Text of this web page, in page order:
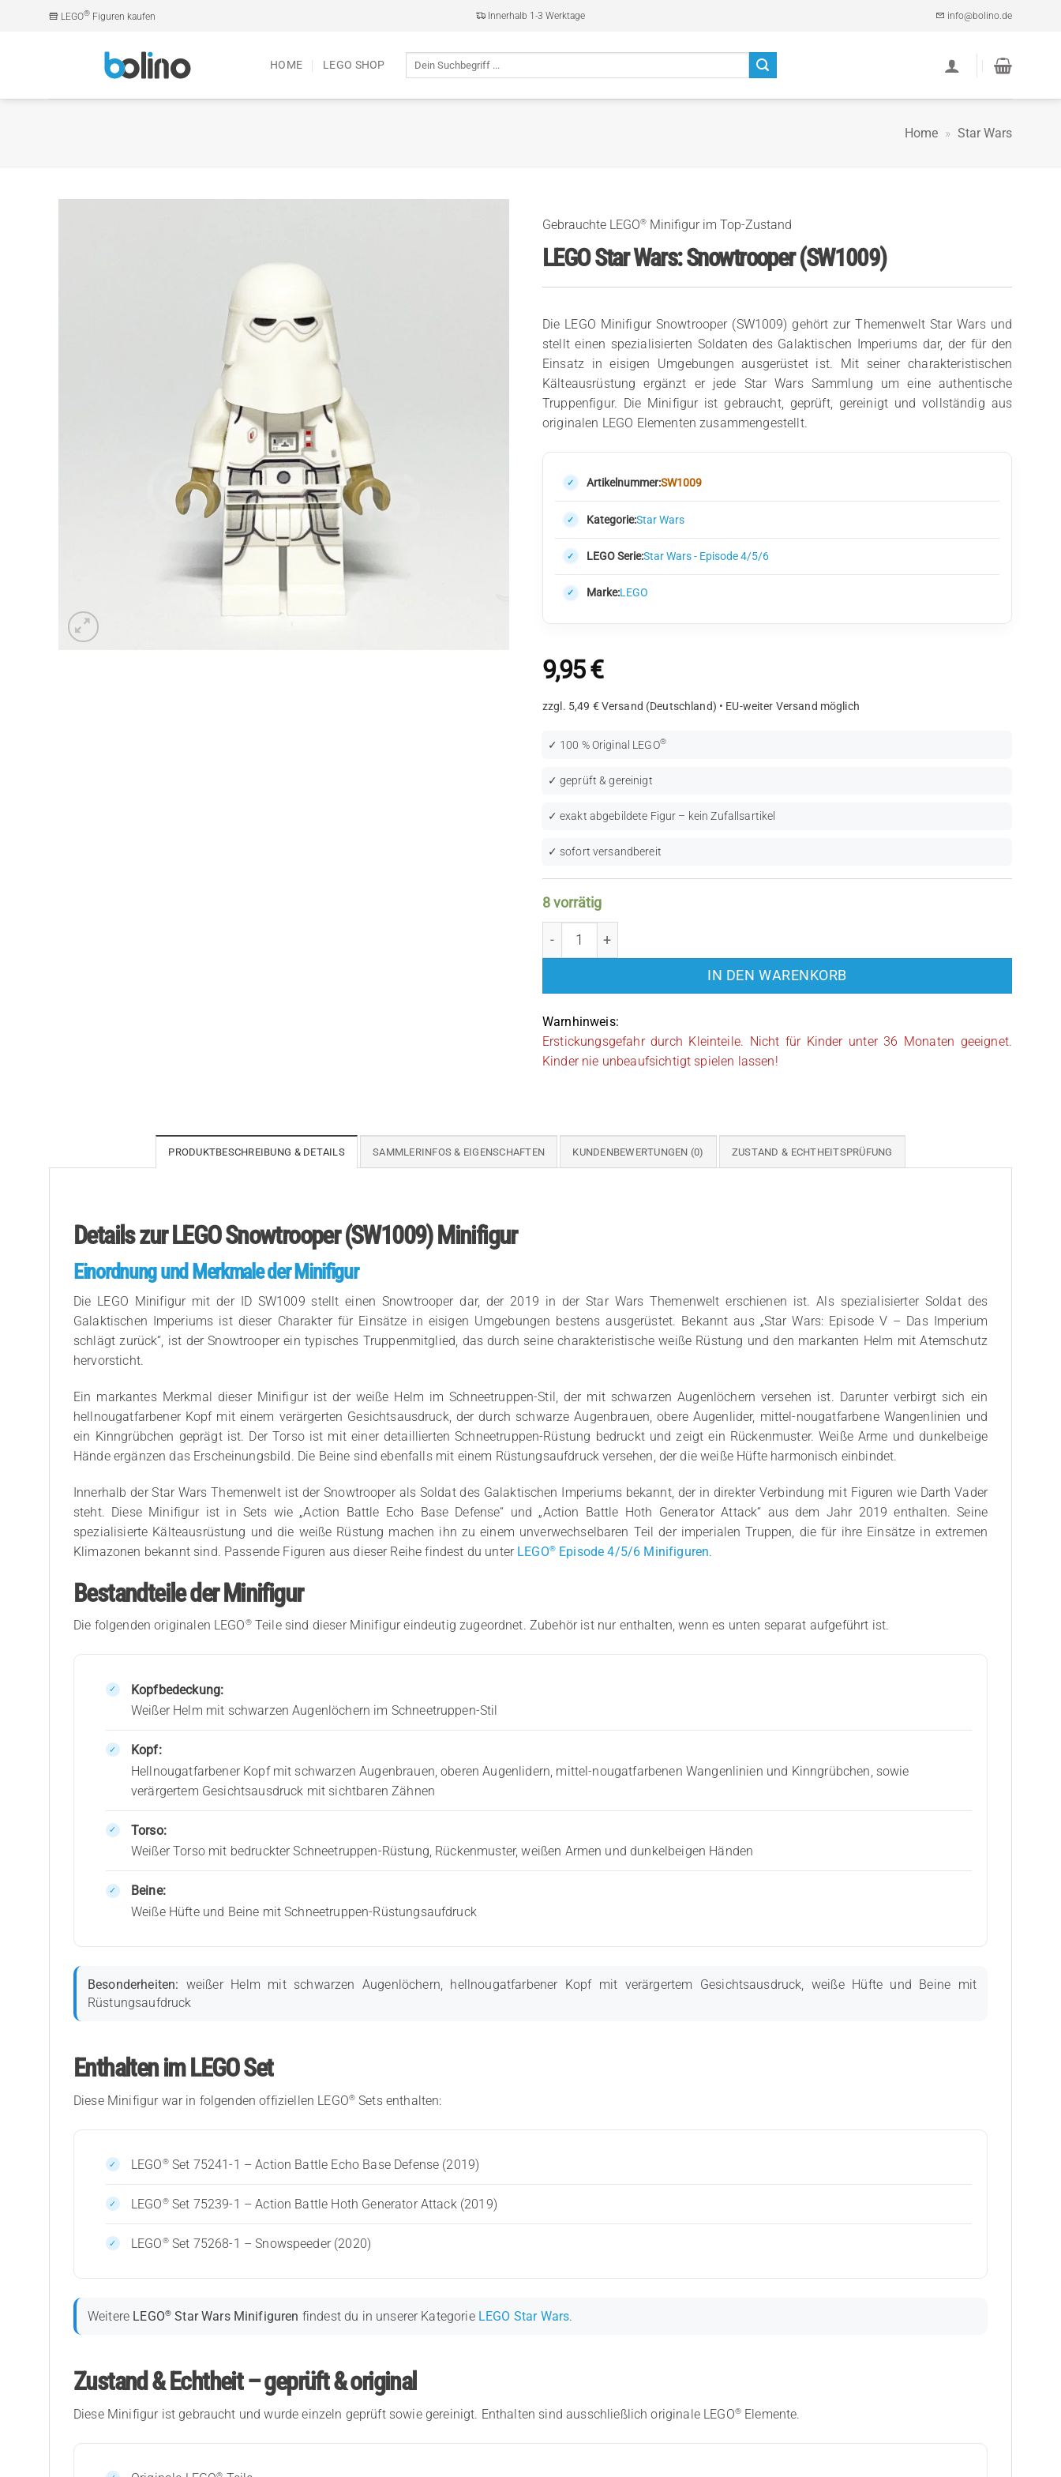
LEGO® Figuren kaufen Innerhalb 1-3 Werktage info@bolino.de
HOME LEGO SHOP
Suche
Home » Star Wars
Gebrauchte LEGO® Minifigur im Top-Zustand
LEGO Star Wars: Snowtrooper (SW1009)
Die LEGO Minifigur Snowtrooper (SW1009) gehört zur Themenwelt Star Wars und
stellt einen spezialisierten Soldaten des Galaktischen Imperiums dar, der für den
Einsatz in eisigen Umgebungen ausgerüstet ist. Mit seiner charakteristischen
Kälteausrüstung ergänzt er jede Star Wars Sammlung um eine authentische
Truppenfigur. Die Minifigur ist gebraucht, geprüft, gereinigt und vollständig aus
originalen LEGO Elementen zusammengestellt.
Artikelnummer:SW1009
Kategorie:Star Wars
LEGO Serie:Star Wars - Episode 4/5/6
Marke:LEGO
9,95€
zzgl. 5,49 € Versand (Deutschland) • EU-weiter Versand möglich
✓ 100 % Original LEGO®
✓ geprüft & gereinigt
✓ exakt abgebildete Figur – kein Zufallsartikel
✓ sofort versandbereit
8 vorrätig
IN DEN WARENKORB
Warnhinweis:
Erstickungsgefahr durch Kleinteile. Nicht für Kinder unter 36 Monaten geeignet.
Kinder nie unbeaufsichtigt spielen lassen!
PRODUKTBESCHREIBUNG & DETAILS SAMMLERINFOS & EIGENSCHAFTEN KUNDENBEWERTUNGEN (0) ZUSTAND & ECHTHEITSPRÜFUNG
Details zur LEGO Snowtrooper (SW1009) Minifigur
Einordnung und Merkmale der Minifigur
Die LEGO Minifigur mit der ID SW1009 stellt einen Snowtrooper dar, der 2019 in der Star Wars Themenwelt erschienen ist. Als spezialisierter Soldat des
Galaktischen Imperiums ist dieser Charakter für Einsätze in eisigen Umgebungen bestens ausgerüstet. Bekannt aus „Star Wars: Episode V – Das Imperium
schlägt zurück“, ist der Snowtrooper ein typisches Truppenmitglied, das durch seine charakteristische weiße Rüstung und den markanten Helm mit Atemschutz
hervorsticht.
Ein markantes Merkmal dieser Minifigur ist der weiße Helm im Schneetruppen-Stil, der mit schwarzen Augenlöchern versehen ist. Darunter verbirgt sich ein
hellnougatfarbener Kopf mit einem verärgerten Gesichtsausdruck, der durch schwarze Augenbrauen, obere Augenlider, mittel-nougatfarbene Wangenlinien und
ein Kinngrübchen geprägt ist. Der Torso ist mit einer detaillierten Schneetruppen-Rüstung bedruckt und zeigt ein Rückenmuster. Weiße Arme und dunkelbeige
Hände ergänzen das Erscheinungsbild. Die Beine sind ebenfalls mit einem Rüstungsaufdruck versehen, der die weiße Hüfte harmonisch einbindet.
Innerhalb der Star Wars Themenwelt ist der Snowtrooper als Soldat des Galaktischen Imperiums bekannt, der in direkter Verbindung mit Figuren wie Darth Vader
steht. Diese Minifigur ist in Sets wie „Action Battle Echo Base Defense“ und „Action Battle Hoth Generator Attack“ aus dem Jahr 2019 enthalten. Seine
spezialisierte Kälteausrüstung und die weiße Rüstung machen ihn zu einem unverwechselbaren Teil der imperialen Truppen, die für ihre Einsätze in extremen
Klimazonen bekannt sind. Passende Figuren aus dieser Reihe findest du unter LEGO®Episode 4/5/6 Minifiguren.
Bestandteile der Minifigur
Die folgenden originalen LEGO®Teile sind dieser Minifigur eindeutig zugeordnet. Zubehör ist nur enthalten, wenn es unten separat aufgeführt ist.
Kopfbedeckung:
Weißer Helm mit schwarzen Augenlöchern im Schneetruppen-Stil
Kopf:
Hellnougatfarbener Kopf mit schwarzen Augenbrauen, oberen Augenlidern, mittel-nougatfarbenen Wangenlinien und Kinngrübchen, sowie
verärgertem Gesichtsausdruck mit sichtbaren Zähnen
Torso:
Weißer Torso mit bedruckter Schneetruppen-Rüstung, Rückenmuster, weißen Armen und dunkelbeigen Händen
Beine:
Weiße Hüfte und Beine mit Schneetruppen-Rüstungsaufdruck
Besonderheiten: weißer Helm mit schwarzen Augenlöchern, hellnougatfarbener Kopf mit verärgertem Gesichtsausdruck, weiße Hüfte und Beine mit
Rüstungsaufdruck
Enthalten im LEGO Set
Diese Minifigur war in folgenden offiziellen LEGO® Sets enthalten:
LEGO®Set 75241-1 – Action Battle Echo Base Defense (2019)
LEGO®Set 75239-1 – Action Battle Hoth Generator Attack (2019)
LEGO®Set 75268-1 – Snowspeeder (2020)
Weitere LEGO® Star Wars Minifiguren findest du in unserer Kategorie LEGO Star Wars.
Zustand & Echtheit – geprüft & original
Diese Minifigur ist gebraucht und wurde einzeln geprüft sowie gereinigt. Enthalten sind ausschließlich originale LEGO®Elemente.
®